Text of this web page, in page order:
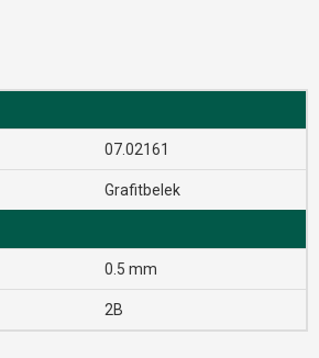
07.02161
Grafitbelek
0.5 mm
2B